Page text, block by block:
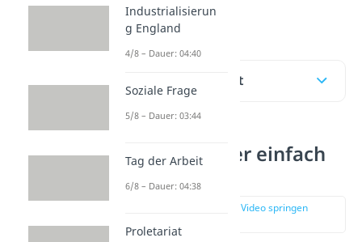
Inhaltsübersicht
Berliner Mauer einfach
erklärt
zur Stelle im Video springen
Industrialisierun
g England
4/8 – Dauer: 04:40
Soziale Frage
5/8 – Dauer: 03:44
Tag der Arbeit
6/8 – Dauer: 04:38
Proletariat